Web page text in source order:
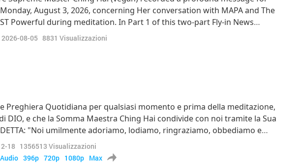
August 3, 2026, concerning Her conversation with MAPA and The
Powerful during meditation. In Part 1 of this two-part Fly-in News
the message, Master speaks not only about a surprising question to
but also about the questions She had for MAPA and The Trinit
2026-08-05 8831 Visualizzazioni
Preghiera Quotidiana per qualsiasi momento e prima della meditazione,
DIO, e che la Somma Maestra Ching Hai condivide con noi tramite la Sua
"Noi umilmente adoriamo, lodiamo, ringraziamo, obbediamo e
L’ALTISSIMO, IL GRANDISSIMO, per un Mondo Vegan,
e la liberazione della nostra anima. Ringrazi
18 1356513 Visualizzazioni
Audio 396p 720p 1080p Max